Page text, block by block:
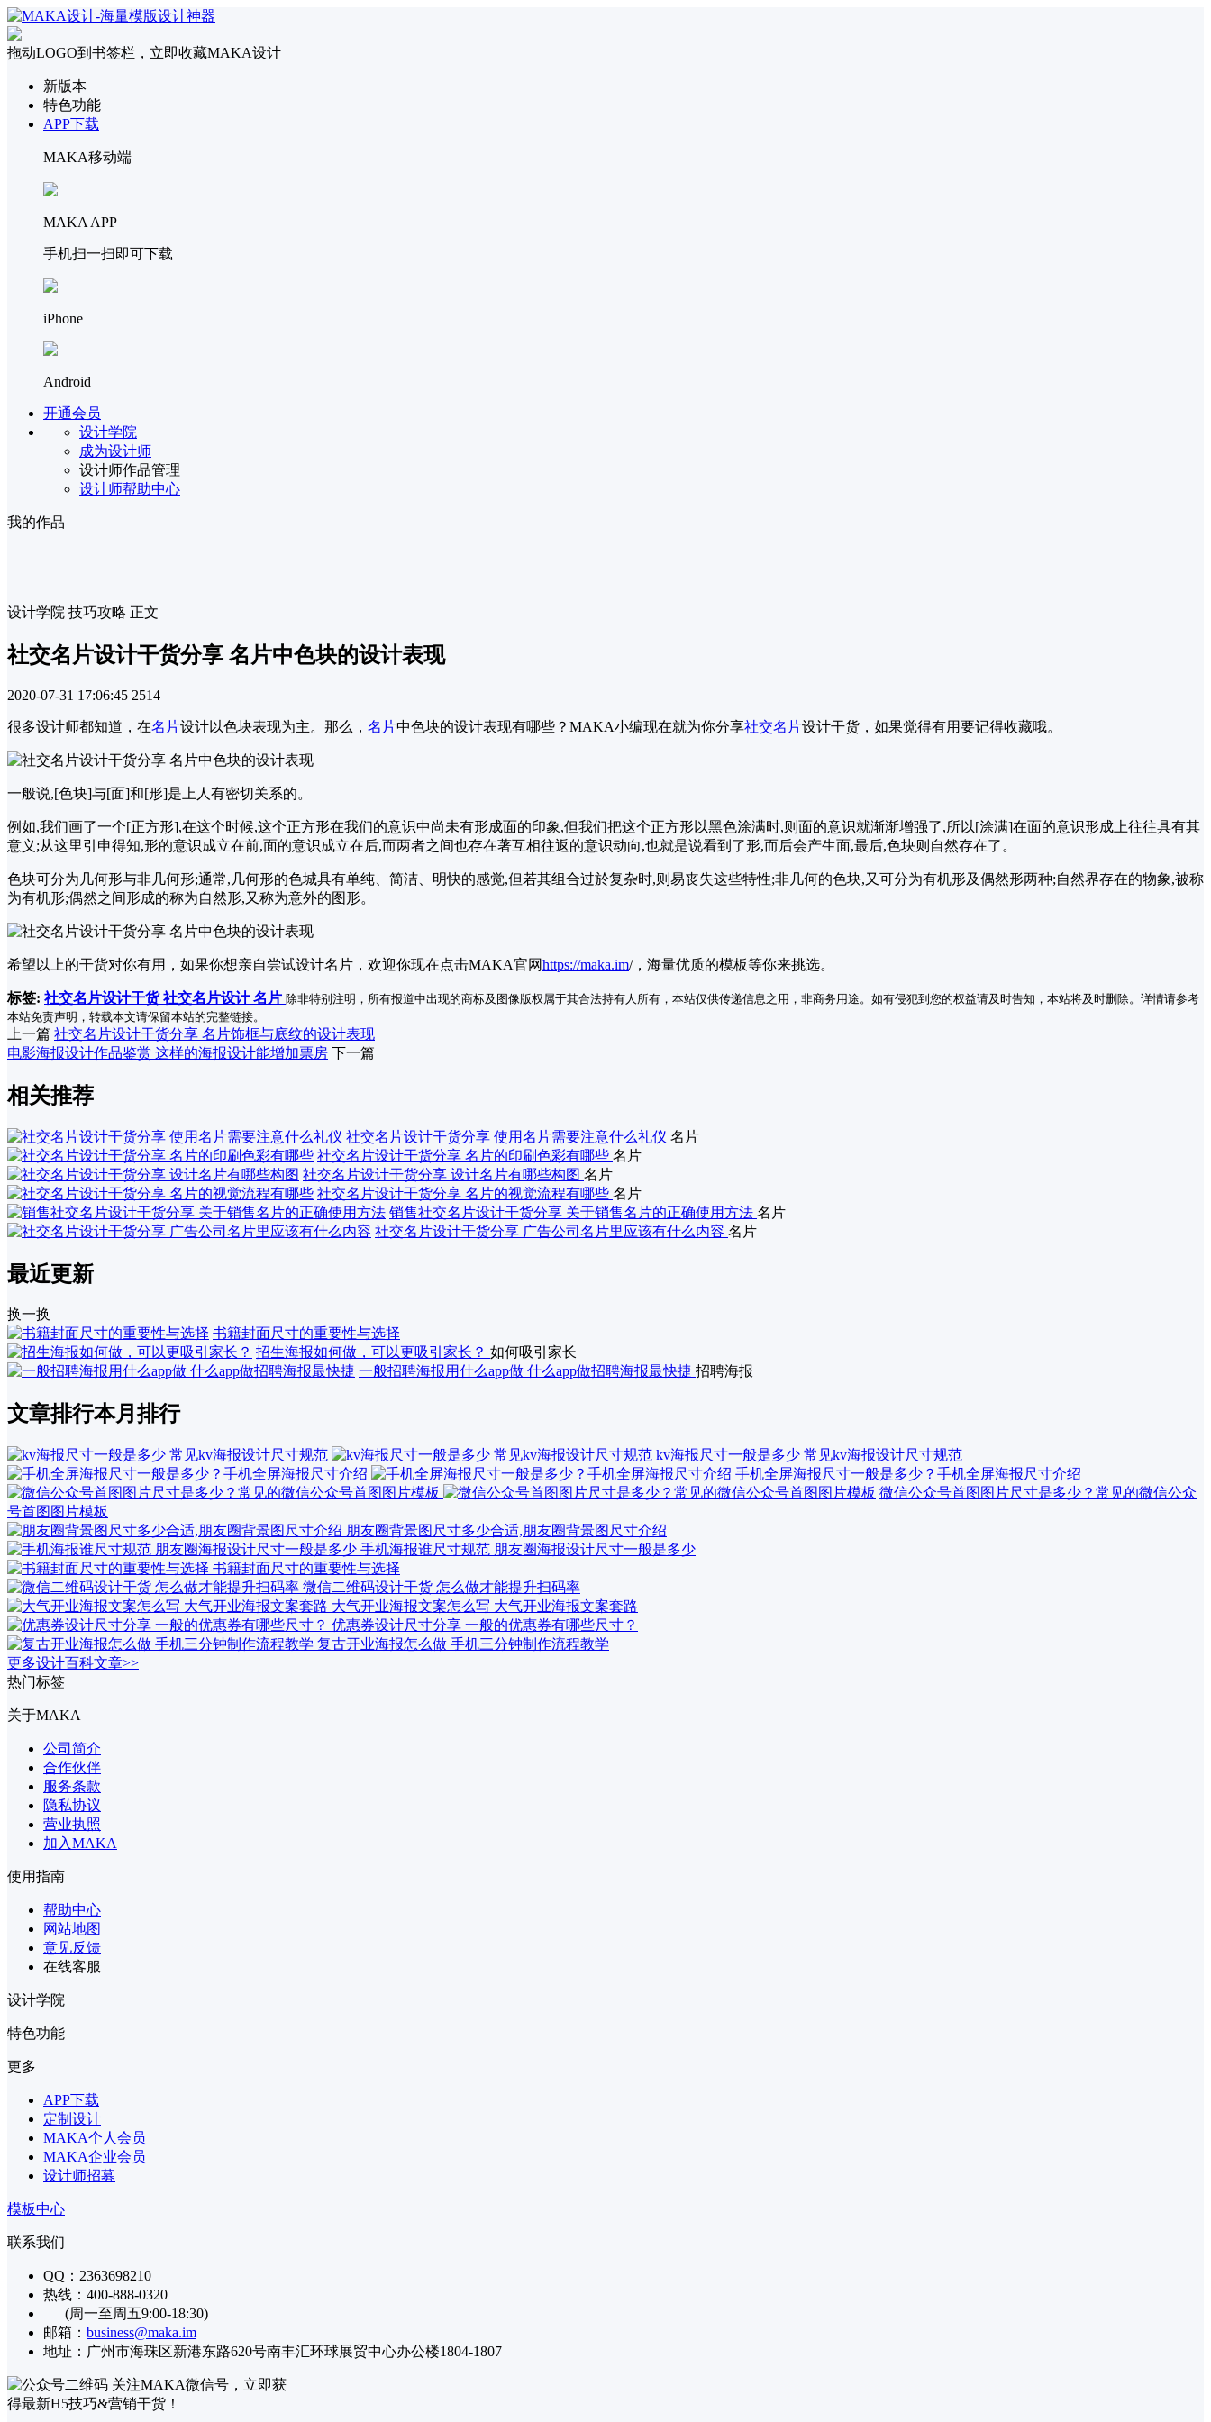
拖动LOGO到书签栏，立即收藏MAKA设计
新版本
特色功能
APP下载
MAKA移动端
MAKA APP
手机扫一扫即可下载
iPhone
Android
开通会员
设计学院
成为设计师
设计师作品管理
设计师帮助中心
我的作品
设计学院 技巧攻略 正文
社交名片设计干货分享 名片中色块的设计表现
2020-07-31 17:06:45 2514
很多设计师都知道，在名片设计以色块表现为主。那么， 名片中色块的设计表现有哪些？MAKA小编现在就为你分享社交名片设计干货，如果觉得有用要记得收藏哦。
一般说,[色块]与[面]和[形]是上人有密切关系的。
例如,我们画了一个[正方形],在这个时候,这个正方形在我们的意识中尚未有形成面的印象,但我们把这个正方形以黑色涂满时,则面的意识就渐渐增强了,所以[涂满]在面的意识形成上往往具有其
意义;从这里引申得知,形的意识成立在前,面的意识成立在后,而两者之间也存在著互相往返的意识动向,也就是说看到了形,而后会产生面,最后,色块则自然存在了。
色块可分为几何形与非几何形;通常,几何形的色城具有单纯、简洁、明快的感觉,但若其组合过於复杂时,则易丧失这些特性;非几何的色块,又可分为有机形及偶然形两种;自然界存在的物象,被称
为有机形;偶然之间形成的称为自然形,又称为意外的图形。
希望以上的干货对你有用，如果你想亲自尝试设计名片，欢迎你现在点击MAKA官网https://maka.im/，海量优质的模板等你来挑选。
标签: 社交名片设计干货社交名片设计名片 除非特别注明，所有报道中出现的商标及图像版权属于其合法持有人所有，本站仅供传递信息之用，非商务用途。如有侵犯到您的权益请及时告知，本站将及时删除。详情请参考
本站免责声明，转载本文请保留本站的完整链接。
上一篇 社交名片设计干货分享 名片饰框与底纹的设计表现
电影海报设计作品鉴赏 这样的海报设计能增加票房 下一篇
相关推荐
社交名片设计干货分享 使用名片需要注意什么礼仪 名片
社交名片设计干货分享 名片的印刷色彩有哪些 名片
社交名片设计干货分享 设计名片有哪些构图 名片
社交名片设计干货分享 名片的视觉流程有哪些 名片
销售社交名片设计干货分享 关于销售名片的正确使用方法 名片
社交名片设计干货分享 广告公司名片里应该有什么内容 名片
最近更新
换一换
书籍封面尺寸的重要性与选择
招生海报如何做，可以更吸引家长？ 如何吸引家长
一般招聘海报用什么app做 什么app做招聘海报最快捷 招聘海报
文章排行本月排行
kv海报尺寸一般是多少 常见kv海报设计尺寸规范
手机全屏海报尺寸一般是多少？手机全屏海报尺寸介绍
微信公众号首图图片尺寸是多少？常见的微信公众
号首图图片模板
朋友圈背景图尺寸多少合适,朋友圈背景图尺寸介绍
手机海报谁尺寸规范 朋友圈海报设计尺寸一般是多少
书籍封面尺寸的重要性与选择
微信二维码设计干货 怎么做才能提升扫码率
大气开业海报文案怎么写 大气开业海报文案套路
优惠券设计尺寸分享 一般的优惠券有哪些尺寸？
复古开业海报怎么做 手机三分钟制作流程教学
更多设计百科文章>>
热门标签
关于MAKA
公司简介
合作伙伴
服务条款
隐私协议
营业执照
加入MAKA
使用指南
帮助中心
网站地图
意见反馈
在线客服
设计学院
特色功能
更多
APP下载
定制设计
MAKA个人会员
MAKA企业会员
设计师招募
模板中心
联系我们
QQ：2363698210
热线：400-888-0320
(周一至周五9:00-18:30)
邮箱： business@maka.im
地址：广州市海珠区新港东路620号南丰汇环球展贸中心办公楼1804-1807
关注MAKA微信号，立即获
得最新H5技巧&营销干货！